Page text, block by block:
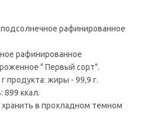
рафинированное
рафинированное
" Первый сорт".
продукта: жиры - 99,9 г.
899 ккал.
хранить в прохладном темном